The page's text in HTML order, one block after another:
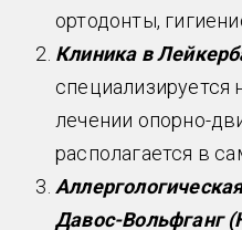
ортодонты,
Клиника в
специализируется
лечении опорно-
располагается в
Давос-Вольфганг